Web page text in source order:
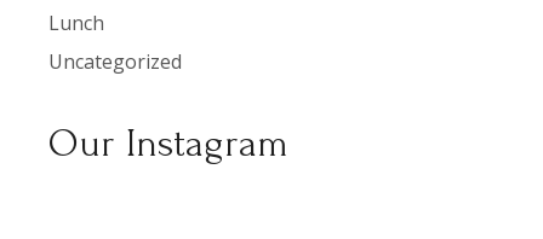
Lunch
Uncategorized
Our Instagram